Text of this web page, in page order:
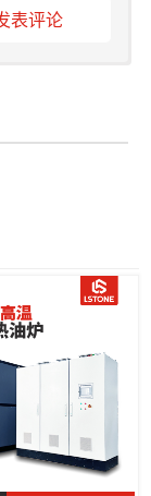
表评论